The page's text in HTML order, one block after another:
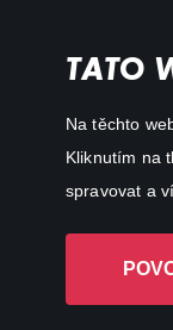
TATO
Na těchto
Kliknutím na
spravovat a
Action